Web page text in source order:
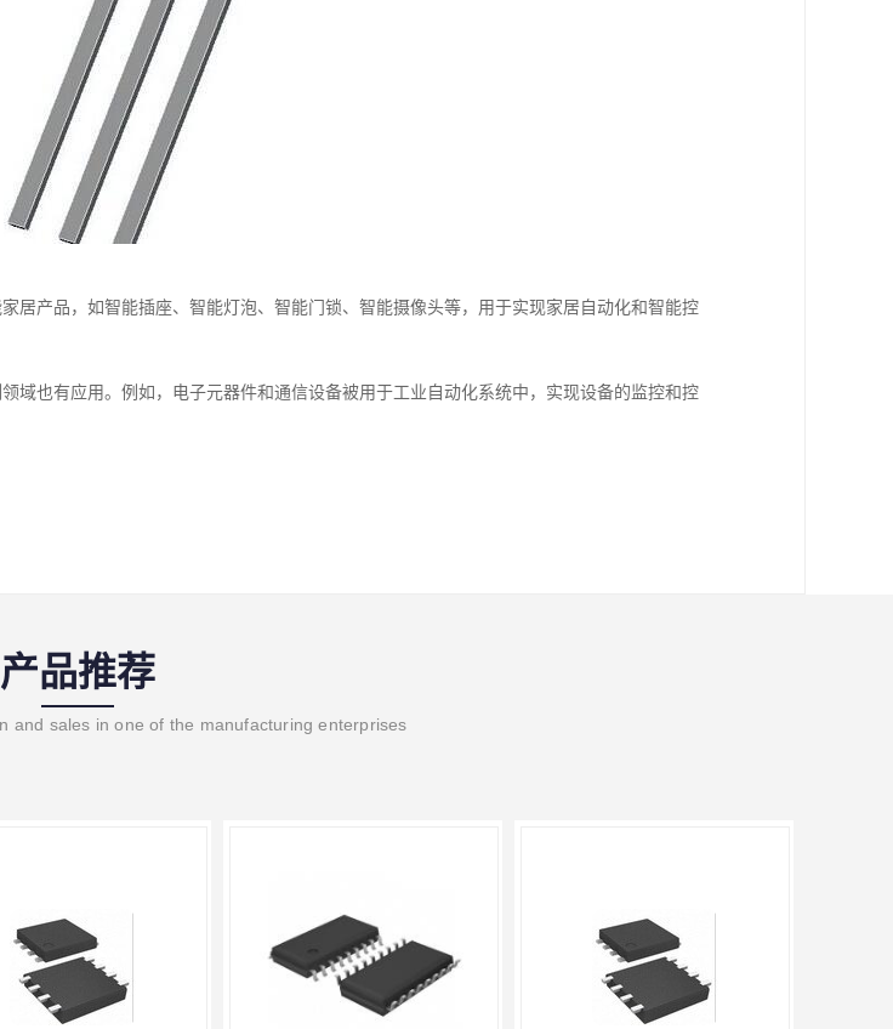
居产品，如智能插座、智能灯泡、智能门锁、智能摄像头等，用于实现家居自动化和智能控
域也有应用。例如，电子元器件和通信设备被用于工业自动化系统中，实现设备的监控和控
产品推荐
and sales in one of the manufacturing enterprises